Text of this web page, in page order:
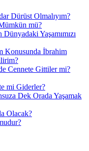
Dürüst Olmalıyım?
mü?
Yaşamımızı
Konusunda İbrahim
Cennete Gittiler mi?
mi Giderler?
Dek Orada Yaşamak
Olacak?